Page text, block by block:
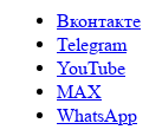
Вконтакте
Telegram
YouTube
MAX
WhatsApp